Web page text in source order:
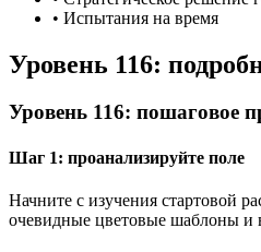
• Испытания на время
Уровень 116:
Уровень 116: пошаговое
Шаг 1: проанализируйте поле
Начните с изучения стартовой
очевидные цветовые шаблоны